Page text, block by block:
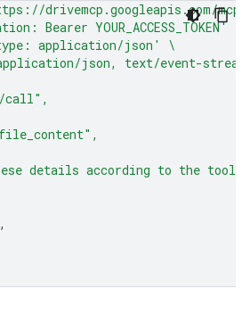
drivemcp.googleapis.com/
Bearer YOUR_ACCESS_TOKEN'
application/json'
\
json, text/event-
details according to the tool'